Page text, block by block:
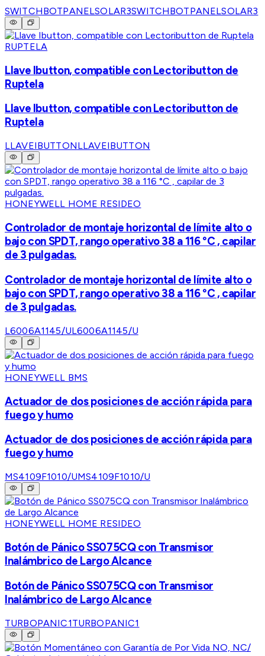
SWITCHBOTPANELSOLAR3SWITCHBOTPANELSOLAR3
RUPTELA
Llave Ibutton, compatible con Lectoributton de
Ruptela
Llave Ibutton, compatible con Lectoributton de
Ruptela
LLAVEIBUTTONLLAVEIBUTTON
HONEYWELL HOME RESIDEO
Controlador de montaje horizontal de límite alto o
bajo con SPDT, rango operativo 38 a 116 °C , capilar
de 3 pulgadas.
Controlador de montaje horizontal de límite alto o
bajo con SPDT, rango operativo 38 a 116 °C , capilar
de 3 pulgadas.
L6006A1145/UL6006A1145/U
HONEYWELL BMS
Actuador de dos posiciones de acción rápida para
fuego y humo
Actuador de dos posiciones de acción rápida para
fuego y humo
MS4109F1010/UMS4109F1010/U
HONEYWELL HOME RESIDEO
Botón de Pánico SS075CQ con Transmisor
Inalámbrico de Largo Alcance
Botón de Pánico SS075CQ con Transmisor
Inalámbrico de Largo Alcance
TURBOPANIC1TURBOPANIC1